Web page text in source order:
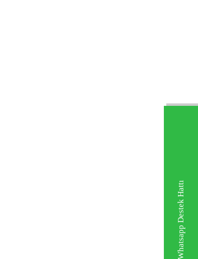
Whatsapp Destek Hattı